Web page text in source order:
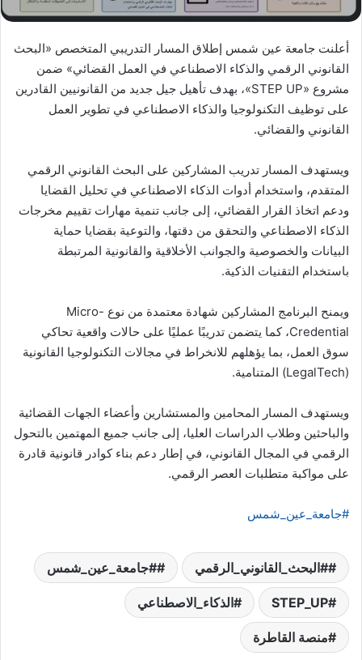
أعلنت جامعة عين شمس إطلاق المسار التدريبي المتخصص «البحث
القانوني الرقمي والذكاء الاصطناعي في العمل القضائي» ضمن
مشروع «STEP UP»، بهدف تأهيل جيل جديد من القانونيين القادرين
على توظيف التكنولوجيا والذكاء الاصطناعي في تطوير العمل
القانوني والقضائي.
ويستهدف المسار تدريب المشاركين على البحث القانوني الرقمي
المتقدم، واستخدام أدوات الذكاء الاصطناعي في تحليل القضايا
ودعم اتخاذ القرار القضائي، إلى جانب تنمية مهارات تقييم مخرجات
الذكاء الاصطناعي والتحقق من دقتها، والتوعية بقضايا حماية
البيانات والخصوصية والجوانب الأخلاقية والقانونية المرتبطة
باستخدام التقنيات الذكية.
ويمنح البرنامج المشاركين شهادة معتمدة من نوع Micro-
Credential، كما يتضمن تدريبًا عمليًا على حالات واقعية تحاكي
سوق العمل، بما يؤهلهم للانخراط في مجالات التكنولوجيا القانونية
(LegalTech) المتنامية.
ويستهدف المسار المحامين والمستشارين وأعضاء الجهات القضائية
والباحثين وطلاب الدراسات العليا، إلى جانب جميع المهتمين بالتحول
الرقمي في المجال القانوني، في إطار دعم بناء كوادر قانونية قادرة
على مواكبة متطلبات العصر الرقمي.
#جامعة_عين_شمس
#البحث_القانوني_الرقمي #جامعة_عين_شمس
STEP_UP الذكاء_الاصطناعي
منصة القاطرة